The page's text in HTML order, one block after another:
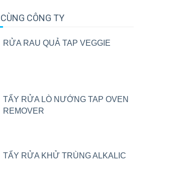
CÔNG TY
RỬA RAU QUẢ TAP VEGGIE
TẨY RỬA LÒ NƯỚNG TAP OVEN
REMOVER
TẨY RỬA KHỬ TRÙNG ALKALIC